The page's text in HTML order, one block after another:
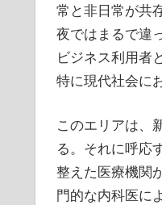
常と非日常が共
夜ではまるで違
ビジネス利用者
特に現代社会に
このエリアは、
る。それに呼応
整えた医療機関
門的な内科医に